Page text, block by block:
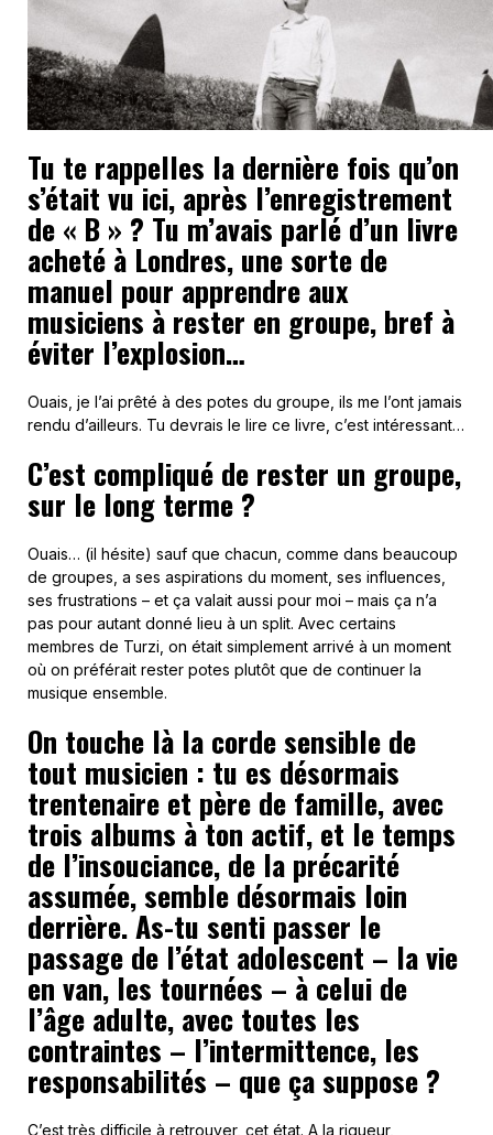
Tu te rappelles la dernière fois qu’on
s’était vu ici, après l’enregistrement
de « B » ? Tu m’avais parlé d’un livre
acheté à Londres, une sorte de
manuel pour apprendre aux
musiciens à rester en groupe, bref à
éviter l’explosion…
Ouais, je l’ai prêté à des potes du groupe, ils me l’ont jamais
rendu d’ailleurs. Tu devrais le lire ce livre, c’est intéressant…
C’est compliqué de rester un groupe,
sur le long terme ?
Ouais… (il hésite) sauf que chacun, comme dans beaucoup
de groupes, a ses aspirations du moment, ses influences,
ses frustrations – et ça valait aussi pour moi – mais ça n’a
pas pour autant donné lieu à un split. Avec certains
membres de Turzi, on était simplement arrivé à un moment
où on préférait rester potes plutôt que de continuer la
musique ensemble.
On touche là la corde sensible de
tout musicien : tu es désormais
trentenaire et père de famille, avec
trois albums à ton actif, et le temps
de l’insouciance, de la précarité
assumée, semble désormais loin
derrière. As-tu senti passer le
passage de l’état adolescent – la vie
en van, les tournées – à celui de
l’âge adulte, avec toutes les
contraintes – l’intermittence, les
responsabilités – que ça suppose ?
C’est très difficile à retrouver, cet état. A la rigueur,